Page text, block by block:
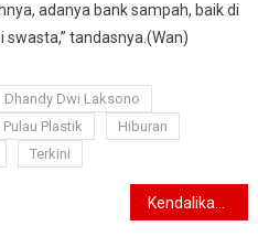
adanya bank sampah, baik di
tandasnya.(Wan)
Dhandy Dwi Laksono
Pulau Plastik
Hiburan
Terkini